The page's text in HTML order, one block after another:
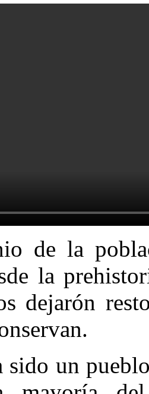
de la
la
dejarón
sido un